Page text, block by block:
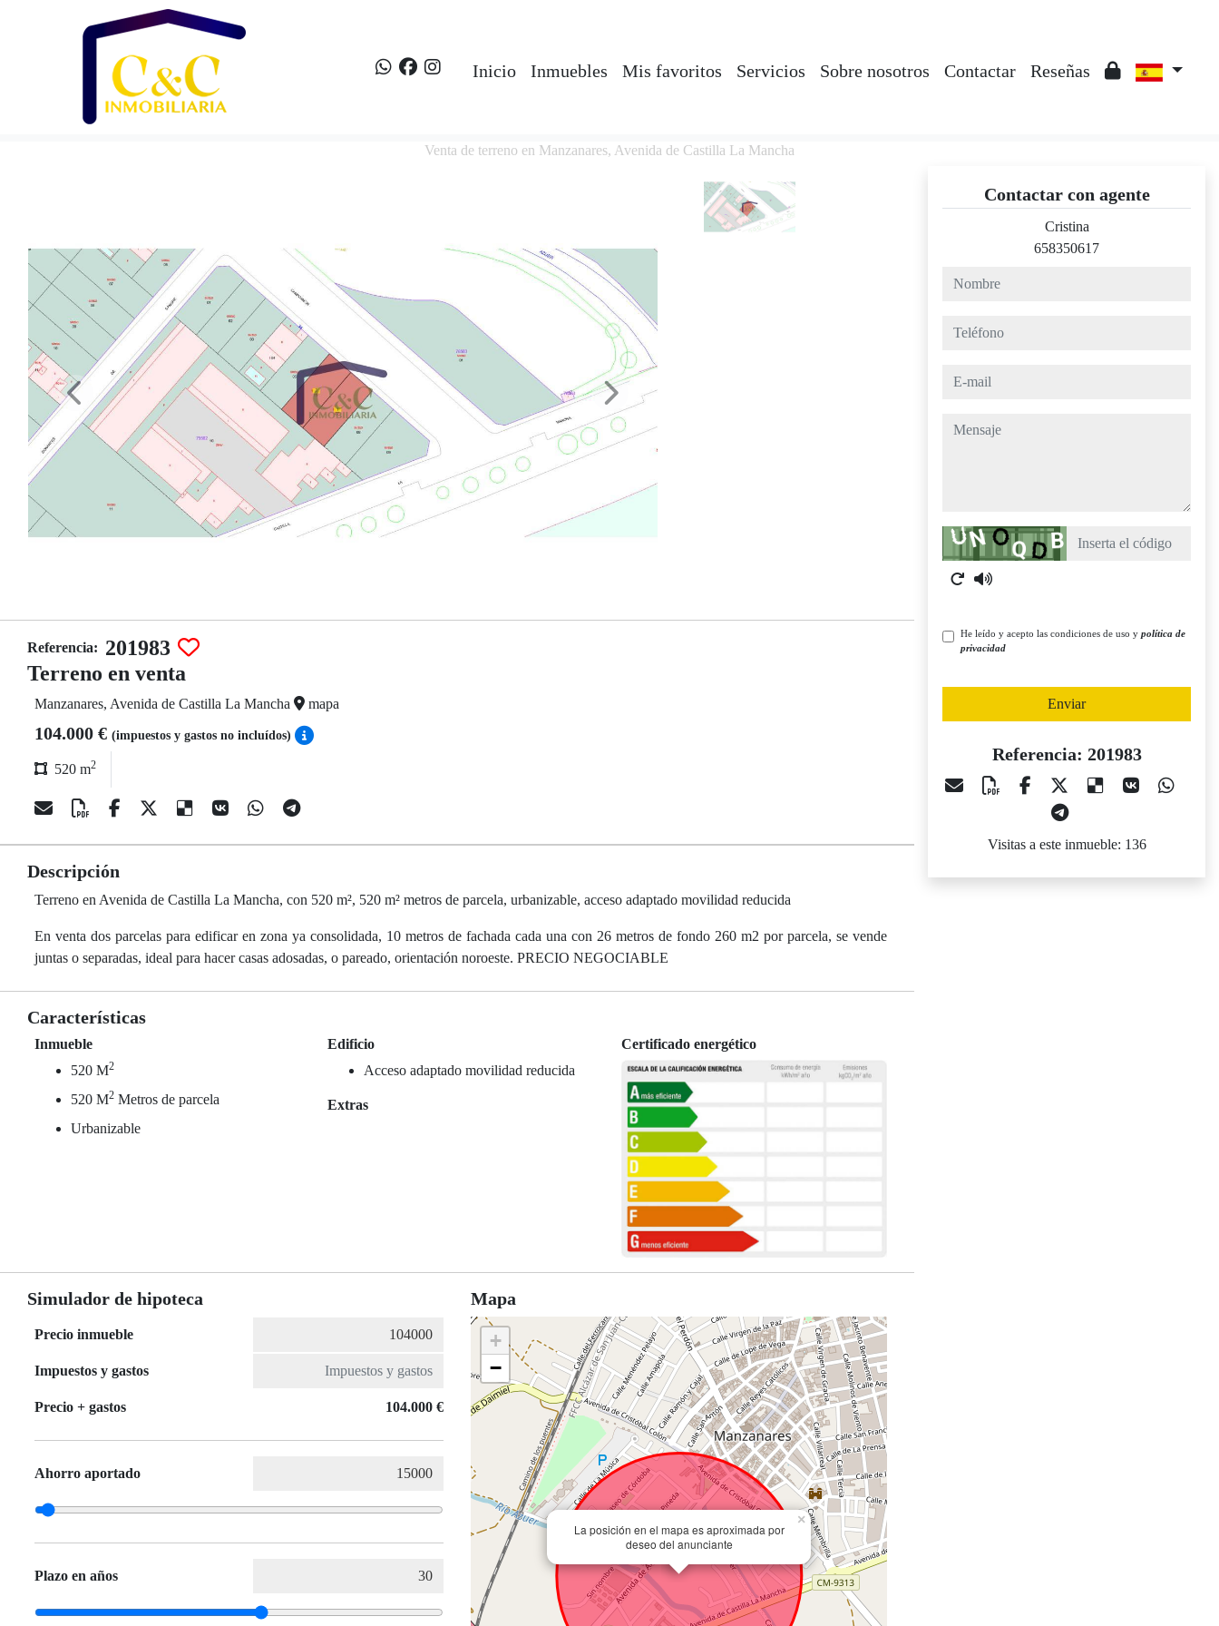
Inicio Inmuebles Mis favoritos Servicios Sobre nosotros Contactar Reseñas
Venta de terreno en Manzanares, Avenida de Castilla La Mancha
Referencia: 201983
Terreno en venta
Manzanares, Avenida de Castilla La Mancha mapa
104.000 € (impuestos y gastos no incluídos)
520 m2
Descripción
Terreno en Avenida de Castilla La Mancha, con 520 m², 520 m² metros de parcela, urbanizable, acceso adaptado movilidad reducida
En venta dos parcelas para edificar en zona ya consolidada, 10 metros de fachada cada una con 26 metros de fondo 260 m2 por parcela, se vende
juntas o separadas, ideal para hacer casas adosadas, o pareado, orientación noroeste. PRECIO NEGOCIABLE
Características
Inmueble
520 M2
520 M2 Metros de parcela
Urbanizable
Edificio
Acceso adaptado movilidad reducida
Extras
Certificado energético
Simulador de hipoteca
Precio inmueble
Impuestos y gastos
Precio + gastos 104.000 €
Ahorro aportado
Plazo en años
Mapa
La posición en el mapa es aproximada por
deseo del anunciante
×
+
−
Contactar con agente
Cristina
658350617
nombre
teléfono
e-mail
mensaje
Captcha
He leído y acepto las condiciones de uso y política de
privacidad
Enviar
Referencia: 201983
Visitas a este inmueble: 136